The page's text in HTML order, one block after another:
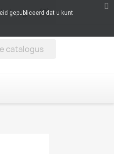
(0)
gepubliceerd dat u kunt